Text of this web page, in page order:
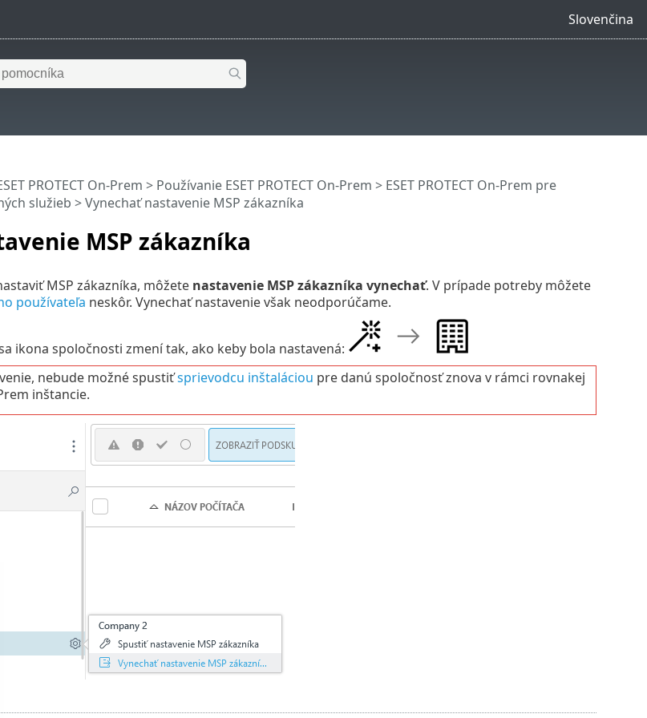
Slovenčina
MSP zákazníka
PROTECT On-Prem > Používanie ESET PROTECT On-Prem > ESET PROTECT On-Prem pre
služieb > Vynechať nastavenie MSP zákazníka
MSP zákazníka, môžete nastavenie MSP zákazníka vynechať. V prípade potreby môžete
používateľa neskôr. Vynechať nastavenie však neodporúčame.
ikona spoločnosti zmení tak, ako keby bola nastavená:
nebude možné spustiťsprievodcu inštaláciou pre danú spoločnosť znova v rámci rovnakej
inštancie.